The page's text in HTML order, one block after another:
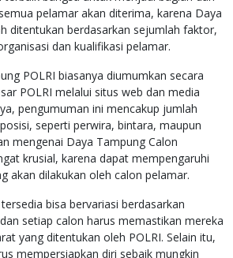
pelamar akan diterima, karena Daya
ditentukan berdasarkan sejumlah faktor,
dan kualifikasi pelamar.
POLRI biasanya diumumkan secara
POLRI melalui situs web dan media
pengumuman ini mencakup jumlah
seperti perwira, bintara, maupun
mengenai Daya Tampung Calon
krusial, karena dapat mempengaruhi
akan dilakukan oleh calon pelamar.
bisa bervariasi berdasarkan
setiap calon harus memastikan mereka
yang ditentukan oleh POLRI. Selain itu,
mempersiapkan diri sebaik mungkin